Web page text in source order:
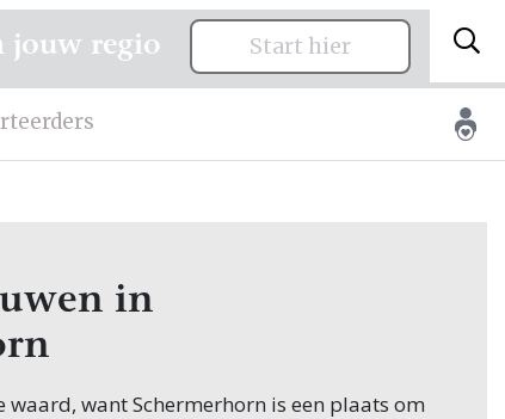
jouw regio Start hier
in
waard, want Schermerhorn is een plaats om